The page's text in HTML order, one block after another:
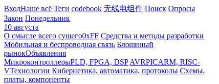
ВходНаше всё Теги codebook 无线电组件 Поиск Опросы
Закон Понедельник
10 августа
О смысле всего сущего0xFF Средства и методы разработки
Мобильная и беспроводная связь Блошиный
рынокОбъявления
МикроконтроллерыPLD, FPGA, DSP AVRPICARM, RISC-
VТехнологии Кибернетика, автоматика, протоколы Схемы,
платы, компоненты